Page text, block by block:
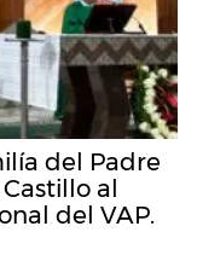
del Padre
Castillo al
del VAP.